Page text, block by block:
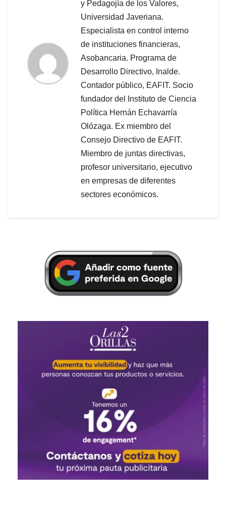
y Pedagojía de los Valores,
Universidad Javeriana.
Especialista en control interno
de instituciones financieras,
Asobancaria. Programa de
Desarrollo Directivo, Inalde.
Contador público, EAFIT. Socio
fundador del Instituto de Ciencia
Política Hernán Echavarría
Olózaga. Ex miembro del
Consejo Directivo de EAFIT.
Miembro de juntas directivas,
profesor universitario, ejecutivo
en empresas de diferentes
sectores económicos.